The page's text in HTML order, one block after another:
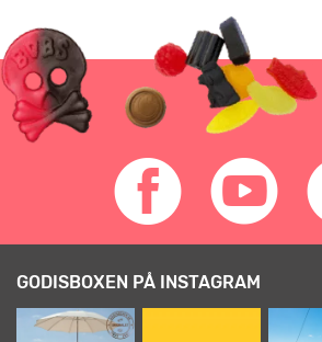
GODISBOXEN PÅ INSTAGRAM